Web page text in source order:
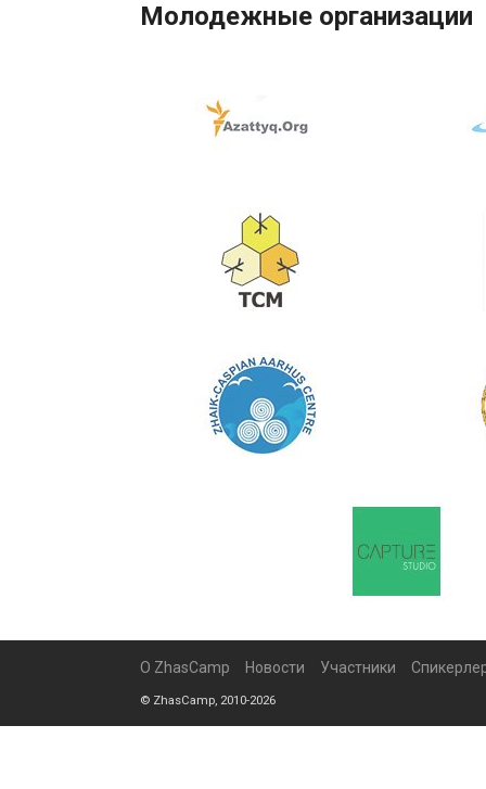
Молодежные организации
О ZhasCamp Новости Участники
© ZhasCamp, 2010-2026